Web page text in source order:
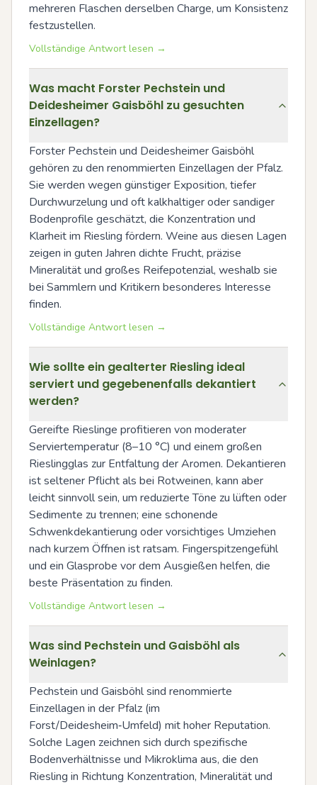
mehreren Flaschen derselben Charge, um Konsistenz
festzustellen.
Vollständige Antwort lesen →
Was macht Forster Pechstein und
Deidesheimer Gaisböhl zu gesuchten
Einzellagen?
Forster Pechstein und Deidesheimer Gaisböhl
gehören zu den renommierten Einzellagen der Pfalz.
Sie werden wegen günstiger Exposition, tiefer
Durchwurzelung und oft kalkhaltiger oder sandiger
Bodenprofile geschätzt, die Konzentration und
Klarheit im Riesling fördern. Weine aus diesen Lagen
zeigen in guten Jahren dichte Frucht, präzise
Mineralität und großes Reifepotenzial, weshalb sie
bei Sammlern und Kritikern besonderes Interesse
finden.
Vollständige Antwort lesen →
Wie sollte ein gealterter Riesling ideal
serviert und gegebenenfalls dekantiert
werden?
Gereifte Rieslinge profitieren von moderater
Serviertemperatur (8–10 °C) und einem großen
Rieslingglas zur Entfaltung der Aromen. Dekantieren
ist seltener Pflicht als bei Rotweinen, kann aber
leicht sinnvoll sein, um reduzierte Töne zu lüften oder
Sedimente zu trennen; eine schonende
Schwenkdekantierung oder vorsichtiges Umziehen
nach kurzem Öffnen ist ratsam. Fingerspitzengefühl
und ein Glasprobe vor dem Ausgießen helfen, die
beste Präsentation zu finden.
Vollständige Antwort lesen →
Was sind Pechstein und Gaisböhl als
Weinlagen?
Pechstein und Gaisböhl sind renommierte
Einzellagen in der Pfalz (im
Forst/Deidesheim‑Umfeld) mit hoher Reputation.
Solche Lagen zeichnen sich durch spezifische
Bodenverhältnisse und Mikroklima aus, die den
Riesling in Richtung Konzentration, Mineralität und